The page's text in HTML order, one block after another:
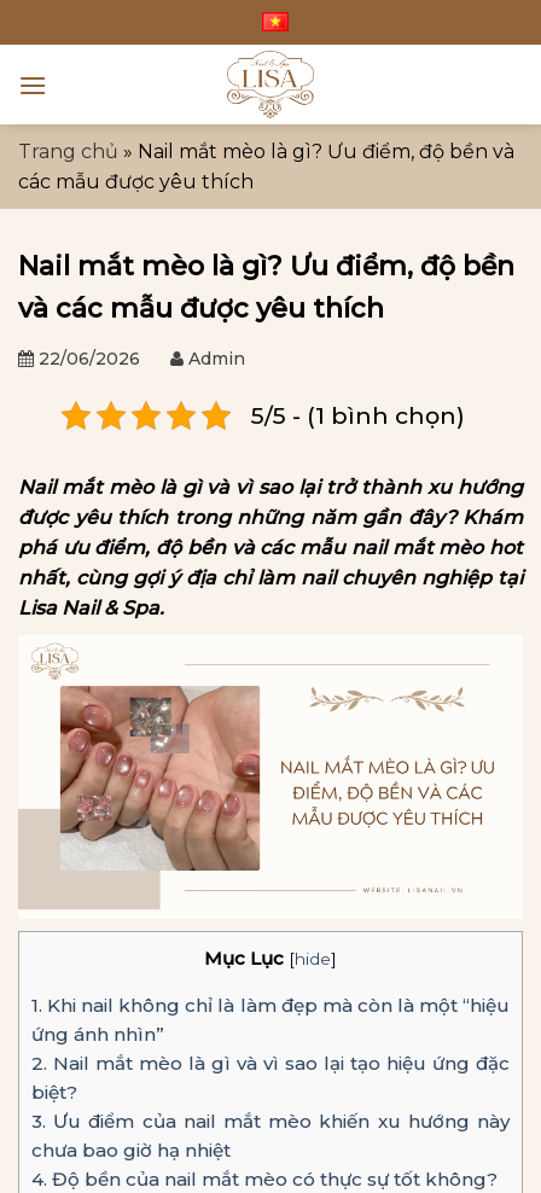
qua
nội
Trang chủ » Nail mắt mèo là gì? Ưu điểm, độ bền và
các mẫu được yêu thích
Nail mắt mèo là gì? Ưu điểm, độ bền
và các mẫu được yêu thích
22/06/2026 Admin
5/5 - (1 bình chọn)
Nail mắt mèo là gì và vì sao lại trở thành xu hướng
được yêu thích trong những năm gần đây? Khám
phá ưu điểm, độ bền và các mẫu nail mắt mèo hot
nhất, cùng gợi ý địa chỉ làm nail chuyên nghiệp tại
Lisa Nail & Spa.
Mục Lục [hide]
1. Khi nail không chỉ là làm đẹp mà còn là một “hiệu
ứng ánh nhìn”
2. Nail mắt mèo là gì và vì sao lại tạo hiệu ứng đặc
biệt?
3. Ưu điểm của nail mắt mèo khiến xu hướng này
chưa bao giờ hạ nhiệt
4. Độ bền của nail mắt mèo có thực sự tốt không?